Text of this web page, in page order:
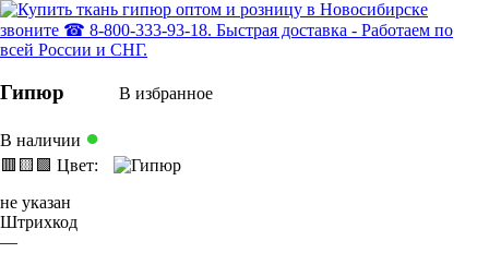
Гипюр В избранное
В наличии ●
🟥 🟨 🟩 Цвет:
не указан
Штрихкод
—